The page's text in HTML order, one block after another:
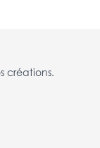
créations.